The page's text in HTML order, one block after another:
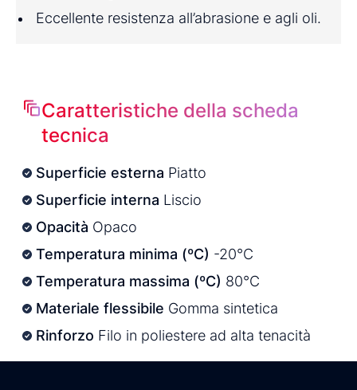
Eccellente resistenza all’abrasione e agli oli.
Caratteristiche della scheda
tecnica
Superficie esterna Piatto
Superficie interna Liscio
Opacità Opaco
Temperatura minima (ºC) -20°C
Temperatura massima (ºC) 80°C
Materiale flessibile Gomma sintetica
Rinforzo Filo in poliestere ad alta tenacità